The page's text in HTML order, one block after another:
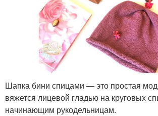
Шапка бини спицами — это простая
вяжется лицевой гладью на круговых
начинающим рукодельницам.